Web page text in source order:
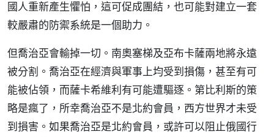
國人重新產生懼怕，這可促成團結，也可能對建立一套
較嚴肅的防禦系統是一個助力。
但喬治亞會輸掉一切。南奧塞梯及亞布卡薩兩地將永遠
被分割。喬治亞在經濟與軍事上均受到損傷，甚至有可
能被佔領，而薩卡希維利有可能遭驅逐。第比利斯的策
略是瘋了，所幸喬治亞不是北約會員，西方世界才未受
到損害。如果喬治亞是北約會員，或許可以阻止俄國行